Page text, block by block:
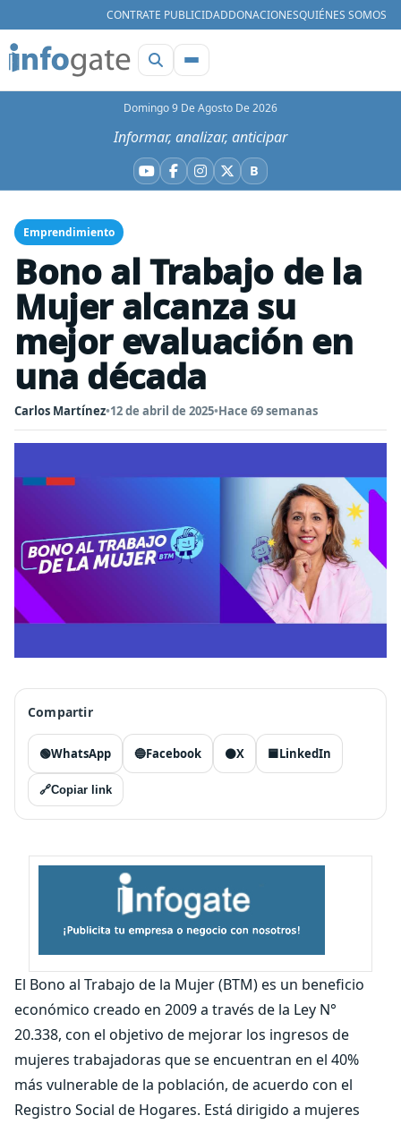
CONTRATE PUBLICIDADDONACIONESQUIÉNES SOMOS
Domingo 9 De Agosto De 2026
Informar, analizar, anticipar
YouTube
Facebook
Instagram
X BBluesky
Emprendimiento
Bono al Trabajo de la
Mujer alcanza su
mejor evaluación en
una década
Carlos Martínez•12 de abril de 2025•Hace 69 semanas
Compartir
🟢WhatsApp 🔵Facebook ⚫X 🟦LinkedIn
🔗Copiar link
El Bono al Trabajo de la Mujer (BTM) es un beneficio
económico creado en 2009 a través de la Ley N°
20.338, con el objetivo de mejorar los ingresos de
mujeres trabajadoras que se encuentran en el 40%
más vulnerable de la población, de acuerdo con el
Registro Social de Hogares. Está dirigido a mujeres